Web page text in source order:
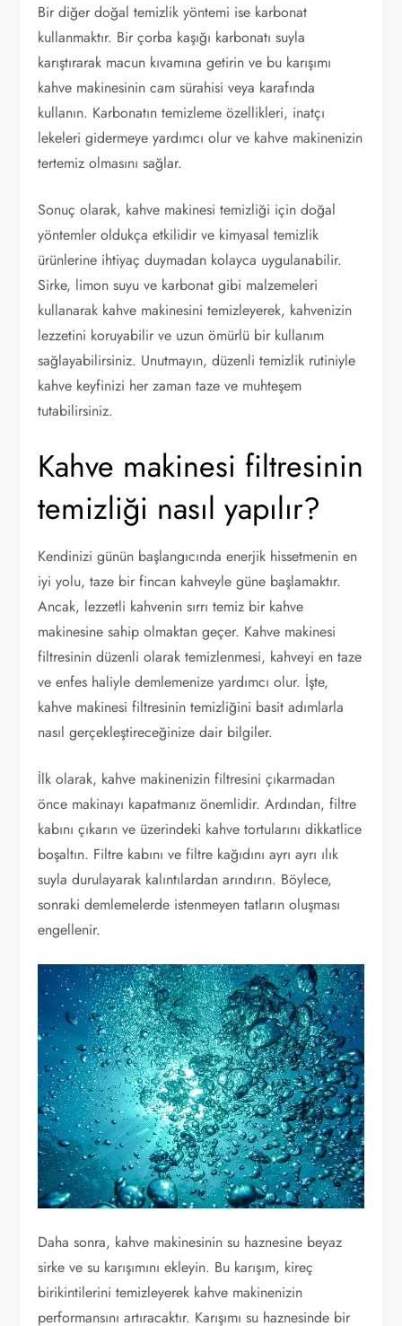
Bir diğer doğal temizlik yöntemi ise karbonat
kullanmaktır. Bir çorba kaşığı karbonatı suyla
karıştırarak macun kıvamına getirin ve bu karışımı
kahve makinesinin cam sürahisi veya karafında
kullanın. Karbonatın temizleme özellikleri, inatçı
lekeleri gidermeye yardımcı olur ve kahve makinenizin
tertemiz olmasını sağlar.
Sonuç olarak, kahve makinesi temizliği için doğal
yöntemler oldukça etkilidir ve kimyasal temizlik
ürünlerine ihtiyaç duymadan kolayca uygulanabilir.
Sirke, limon suyu ve karbonat gibi malzemeleri
kullanarak kahve makinesini temizleyerek, kahvenizin
lezzetini koruyabilir ve uzun ömürlü bir kullanım
sağlayabilirsiniz. Unutmayın, düzenli temizlik rutiniyle
kahve keyfinizi her zaman taze ve muhteşem
tutabilirsiniz.
Kahve makinesi filtresinin
temizliği nasıl yapılır?
Kendinizi günün başlangıcında enerjik hissetmenin en
iyi yolu, taze bir fincan kahveyle güne başlamaktır.
Ancak, lezzetli kahvenin sırrı temiz bir kahve
makinesine sahip olmaktan geçer. Kahve makinesi
filtresinin düzenli olarak temizlenmesi, kahveyi en taze
ve enfes haliyle demlemenize yardımcı olur. İşte,
kahve makinesi filtresinin temizliğini basit adımlarla
nasıl gerçekleştireceğinize dair bilgiler.
İlk olarak, kahve makinenizin filtresini çıkarmadan
önce makinayı kapatmanız önemlidir. Ardından, filtre
kabını çıkarın ve üzerindeki kahve tortularını dikkatlice
boşaltın. Filtre kabını ve filtre kağıdını ayrı ayrı ılık
suyla durulayarak kalıntılardan arındırın. Böylece,
sonraki demlemelerde istenmeyen tatların oluşması
engellenir.
Daha sonra, kahve makinesinin su haznesine beyaz
sirke ve su karışımını ekleyin. Bu karışım, kireç
birikintilerini temizleyerek kahve makinenizin
performansını artıracaktır. Karışımı su haznesinde bir